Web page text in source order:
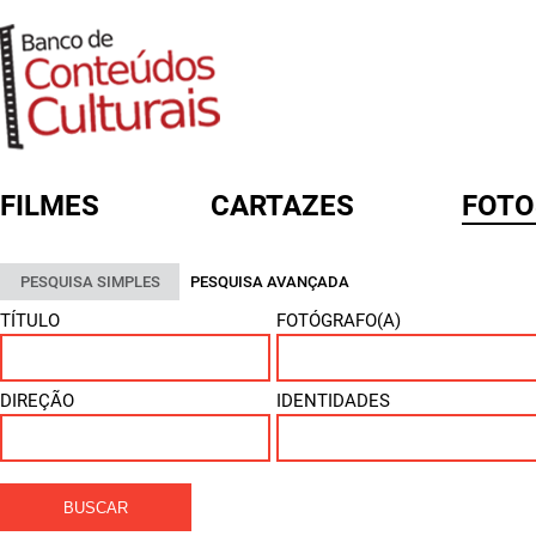
FILMES CARTAZES
PESQUISA SIMPLES PESQUISA AVANÇADA
TÍTULO FOTÓGRAFO(A)
DIREÇÃO IDENTIDADES
FORMULÁRIO DE BUSCA